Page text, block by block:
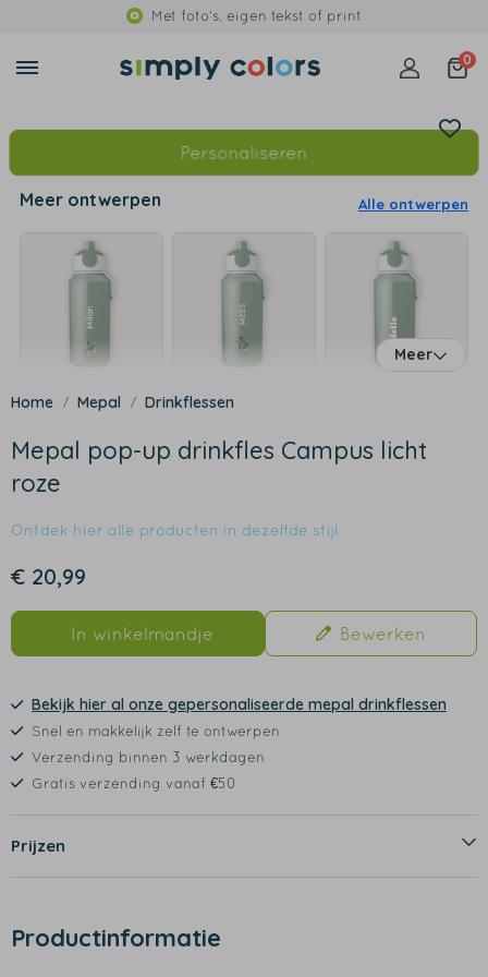
Met foto's, eigen tekst of print
0
Personaliseren
Meer ontwerpen Alle ontwerpen
Meer
Mepal Drinkflessen
Mepal pop-up drinkfles Campus licht
roze
Ontdek hier alle producten in dezelfde stijl
€ 20,99
In winkelmandje Bewerken
Bekijk hier al onze gepersonaliseerde mepal drinkflessen
Snel en makkelijk zelf te ontwerpen
Verzending binnen 3 werkdagen
Gratis verzending vanaf €50
Prijzen
Productinformatie